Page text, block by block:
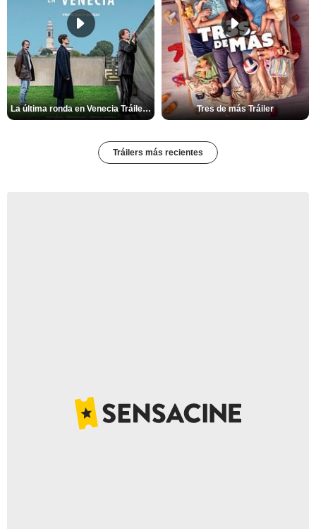
La última ronda en Venecia Tráiler VOSE Tres de más Tráiler
Tráilers más recientes